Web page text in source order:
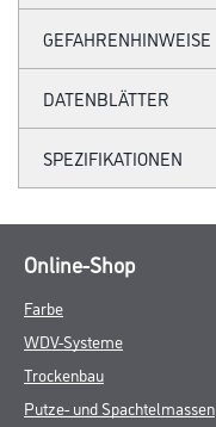
GEFAHRENHINWEISE
DATENBLÄTTER
SPEZIFIKATIONEN
Online-Shop
Farbe
WDV-Systeme
Trockenbau
Putze- und Spachtelmassen